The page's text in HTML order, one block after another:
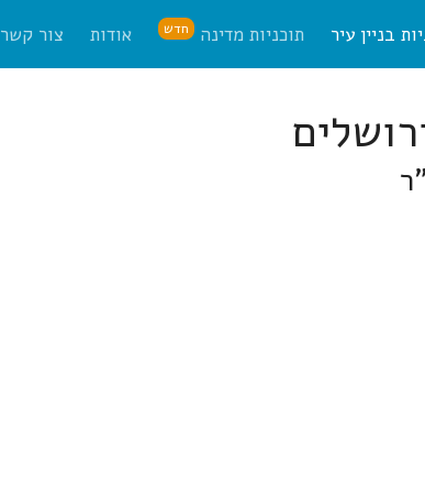
בניין עיר תוכניות מדינה חדש אודות צור קשר